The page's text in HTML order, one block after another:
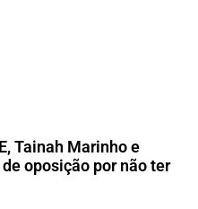
Tainah Marinho e
oposição por não ter